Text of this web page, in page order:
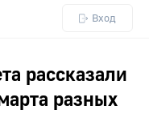
Вход
рассказали
разных